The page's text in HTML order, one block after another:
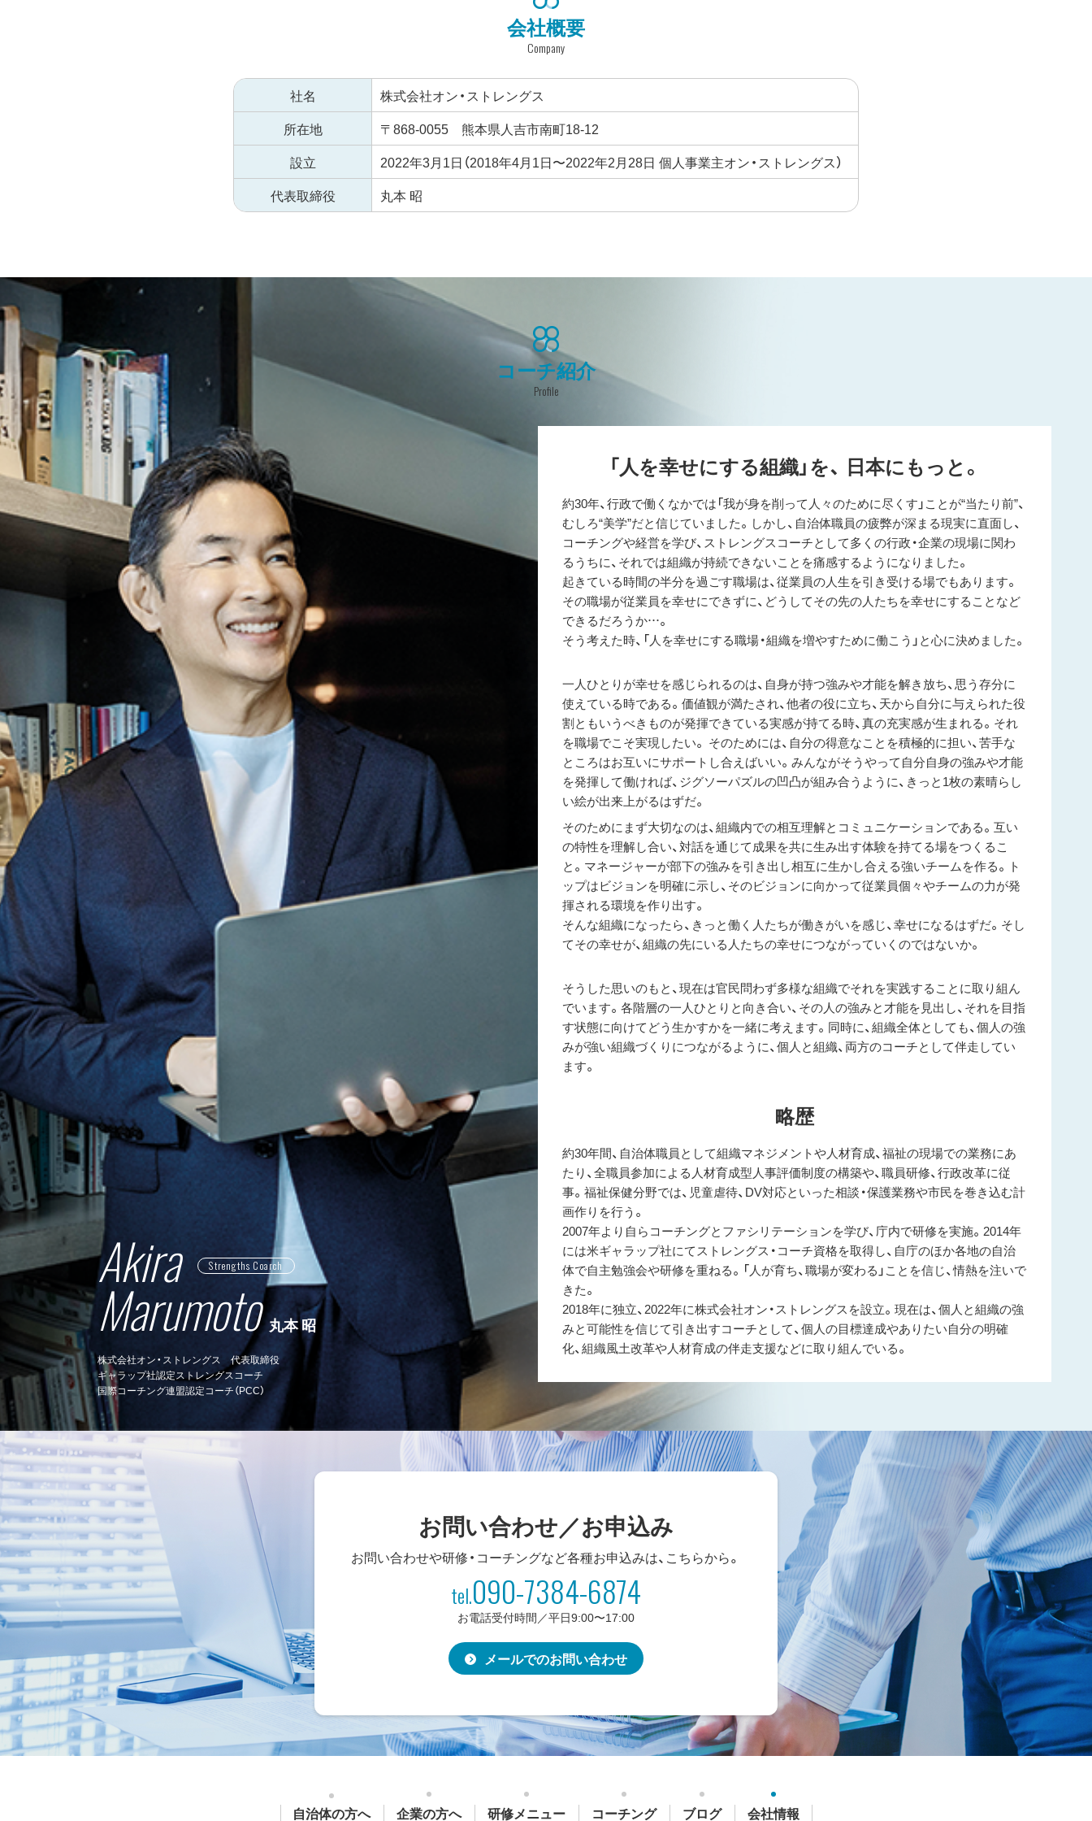
会社概要
Company
社名
株式会社オン・ストレングス
所在地
〒868-0055 熊本県人吉市南町18-12
設立
2022年3月1日（2018年4月1日〜2022年2月28日 個人事業主オン・ストレングス）
代表取締役
丸本 昭
コーチ紹介
Profile
Akira
Marumoto丸本 昭
Strengths Coarch
株式会社オン・ストレングス 代表取締役
ギャラップ社認定ストレングスコーチ
国際コーチング連盟認定コーチ（PCC）
「人を幸せにする組織」を、 日本にもっと。
約30年、行政で働くなかでは「我が身を削って人々のために尽くす」ことが“当たり前”、
むしろ“美学”だと信じていました。しかし、自治体職員の疲弊が深まる現実に直面し、
コーチングや経営を学び、ストレングスコーチとして多くの行政・企業の現場に関わ
るうちに、それでは組織が持続できないことを痛感するようになりました。
起きている時間の半分を過ごす職場は、従業員の人生を引き受ける場でもあります。
その職場が従業員を幸せにできずに、どうしてその先の人たちを幸せにすることなど
できるだろうか…。
そう考えた時、「人を幸せにする職場・組織を増やすために働こう」と心に決めました。
一人ひとりが幸せを感じられるのは、自身が持つ強みや才能を解き放ち、思う存分に
使えている時である。価値観が満たされ、他者の役に立ち、天から自分に与えられた役
割ともいうべきものが発揮できている実感が持てる時、真の充実感が生まれる。それ
を職場でこそ実現したい。 そのためには、自分の得意なことを積極的に担い、苦手な
ところはお互いにサポートし合えばいい。みんながそうやって自分自身の強みや才能
を発揮して働ければ、ジグソーパズルの凹凸が組み合うように、きっと1枚の素晴らし
い絵が出来上がるはずだ。
そのためにまず大切なのは、組織内での相互理解とコミュニケーションである。互い
の特性を理解し合い、対話を通じて成果を共に生み出す体験を持てる場をつくるこ
と。マネージャーが部下の強みを引き出し相互に生かし合える強いチームを作る。ト
ップはビジョンを明確に示し、そのビジョンに向かって従業員個々やチームの力が発
揮される環境を作り出す。
そんな組織になったら、きっと働く人たちが働きがいを感じ、幸せになるはずだ。そし
てその幸せが、組織の先にいる人たちの幸せにつながっていくのではないか。
そうした思いのもと、現在は官民問わず多様な組織でそれを実践することに取り組ん
でいます。各階層の一人ひとりと向き合い、その人の強みと才能を見出し、それを目指
す状態に向けてどう生かすかを一緒に考えます。同時に、組織全体としても、個人の強
みが強い組織づくりにつながるように、個人と組織、両方のコーチとして伴走してい
ます。
略歴
約30年間、自治体職員として組織マネジメントや人材育成、福祉の現場での業務にあ
たり、全職員参加による人材育成型人事評価制度の構築や、職員研修、行政改革に従
事。福祉保健分野では、児童虐待、DV対応といった相談・保護業務や市民を巻き込む計
画作りを行う。
2007年より自らコーチングとファシリテーションを学び、庁内で研修を実施。2014年
には米ギャラップ社にてストレングス・コーチ資格を取得し、自庁のほか各地の自治
体で自主勉強会や研修を重ねる。「人が育ち、職場が変わる」ことを信じ、情熱を注いで
きた。
2018年に独立、2022年に株式会社オン・ストレングスを設立。現在は、個人と組織の強
みと可能性を信じて引き出すコーチとして、個人の目標達成やありたい自分の明確
化、組織風土改革や人材育成の伴走支援などに取り組んでいる。
お問い合わせ／お申込み
お問い合わせや研修・コーチングなど各種お申込みは、こちらから。
tel.090-7384-6874
お電話受付時間／平日9:00〜17:00
メールでのお問い合わせ
自治体の方へ 企業の方へ 研修メニュー コーチング ブログ 会社情報